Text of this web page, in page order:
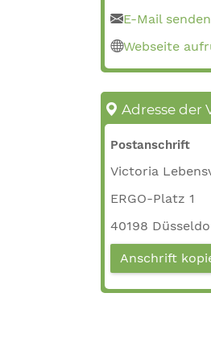
E-Mail senden
Webseite
Adresse der
Postanschrift
Victoria
ERGO-Platz 1
40198
Anschrift